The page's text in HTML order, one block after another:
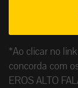
*Ao clicar no
concorda com
EROS ALTO